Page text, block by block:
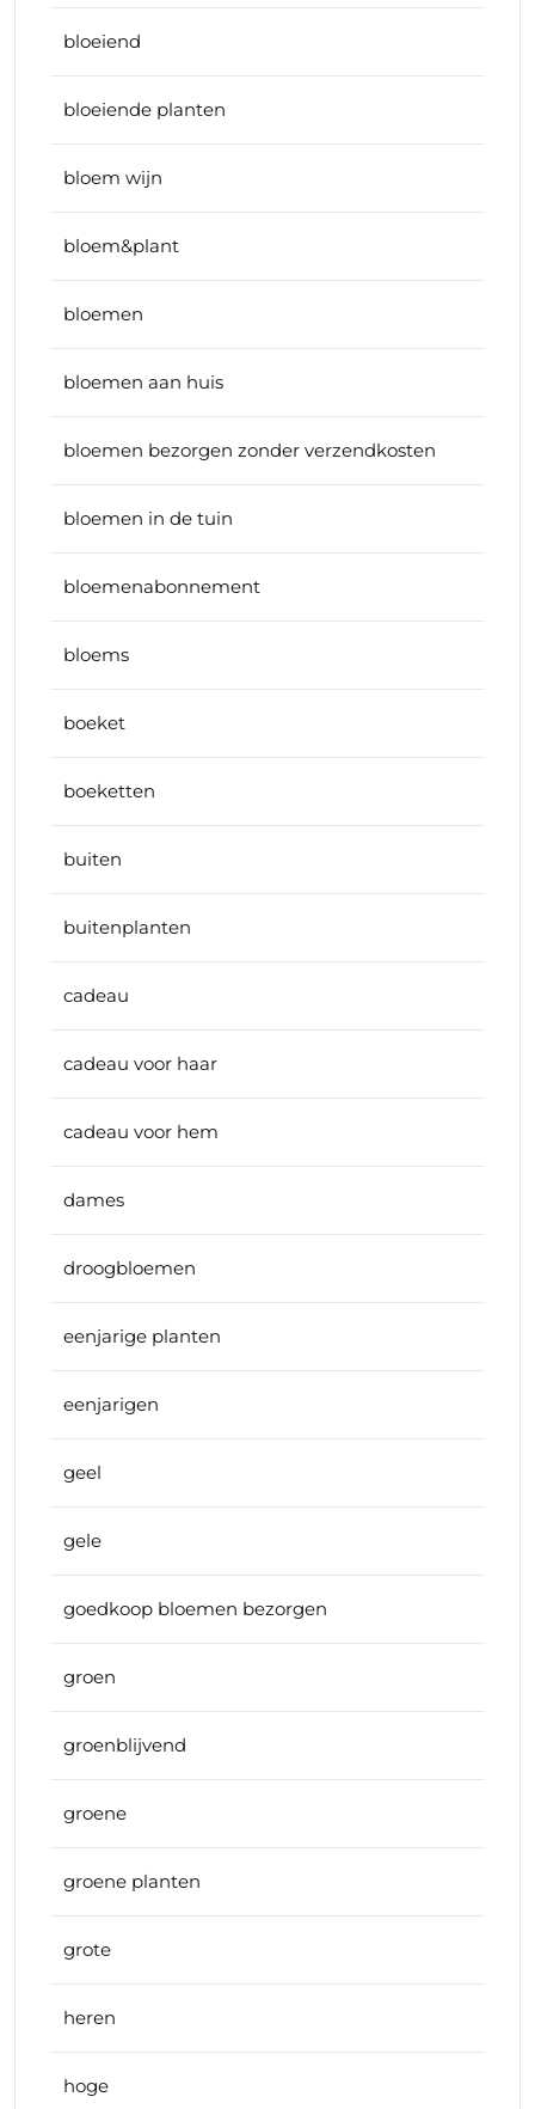
bloeiend
bloeiende planten
bloem wijn
bloem&plant
bloemen
bloemen aan huis
bloemen bezorgen zonder verzendkosten
bloemen in de tuin
bloemenabonnement
bloems
boeket
boeketten
buiten
buitenplanten
cadeau
cadeau voor haar
cadeau voor hem
dames
droogbloemen
eenjarige planten
eenjarigen
geel
gele
goedkoop bloemen bezorgen
groen
groenblijvend
groene
groene planten
grote
heren
hoge